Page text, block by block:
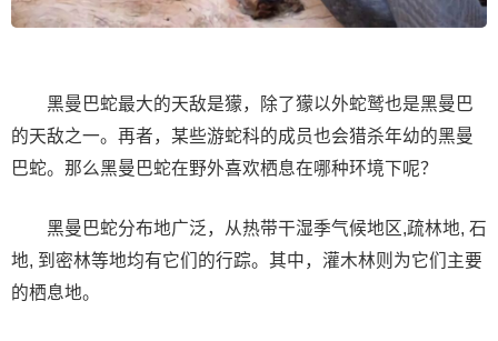
黑曼巴蛇最大的天敌是獴，除了獴以外蛇鹫也是黑曼巴
的天敌之一。再者，某些游蛇科的成员也会猎杀年幼的黑曼
巴蛇。那么黑曼巴蛇在野外喜欢栖息在哪种环境下呢？
黑曼巴蛇分布地广泛，从热带干湿季气候地区,疏林地, 石
地, 到密林等地均有它们的行踪。其中，灌木林则为它们主要
的栖息地。